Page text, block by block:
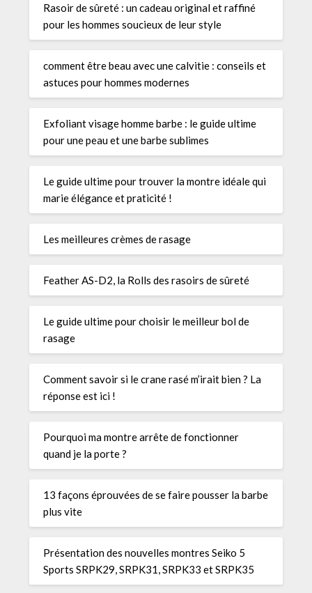
Rasoir de sûreté : un cadeau original et raffiné
pour les hommes soucieux de leur style
comment être beau avec une calvitie : conseils et
astuces pour hommes modernes
Exfoliant visage homme barbe : le guide ultime
pour une peau et une barbe sublimes
Le guide ultime pour trouver la montre idéale qui
marie élégance et praticité !
Les meilleures crèmes de rasage
Feather AS-D2, la Rolls des rasoirs de sûreté
Le guide ultime pour choisir le meilleur bol de
rasage
Comment savoir si le crane rasé m’irait bien ? La
réponse est ici !
Pourquoi ma montre arrête de fonctionner
quand je la porte ?
13 façons éprouvées de se faire pousser la barbe
plus vite
Présentation des nouvelles montres Seiko 5
Sports SRPK29, SRPK31, SRPK33 et SRPK35